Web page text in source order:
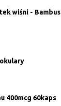
wiśni - Bambus
400mcg 60kaps